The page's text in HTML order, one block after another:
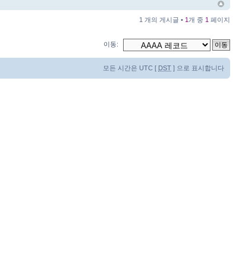
1 개의 게시글 • 1 개 중 1 페이지
이동:
모든 시간은 UTC [ DST ] 으로 표시합니다